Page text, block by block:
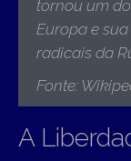
tornou um
Europa e
radicais da
Fonte:
A